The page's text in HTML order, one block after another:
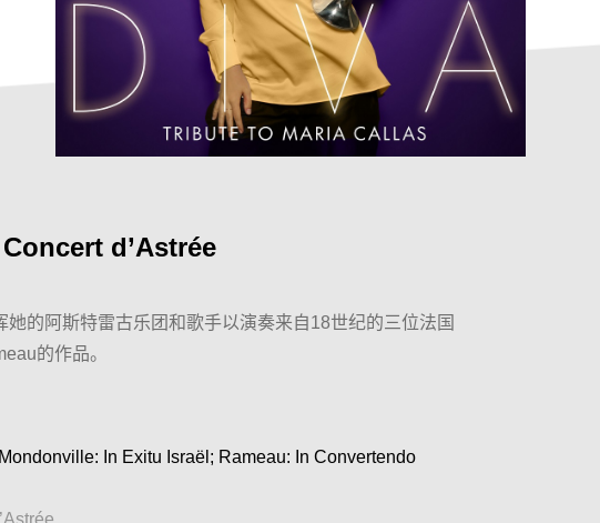
d’Astrée
的阿斯特雷古乐团和歌手以演奏来自18世纪的三位法国
的作品。
In Exitu Israël; Rameau: In Convertendo